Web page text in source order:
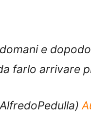
e
farlo arrivare